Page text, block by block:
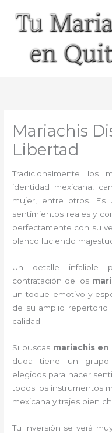
contenido
Mariachis
Libertad
Tradicionalmente los
identidad mexicana,
mujer, entre otros. Es
sentimientos reales y
perfectamente con su
blanco luciendo
Un detalle infalible
contratación de los
un toque emotivo y
de su amplio
calidad.
Si buscas mariachis
duda tiene un grupo
elegidos para hacer
todos los instrumentos
mexicana y trajes bien
Tu inversión se verá